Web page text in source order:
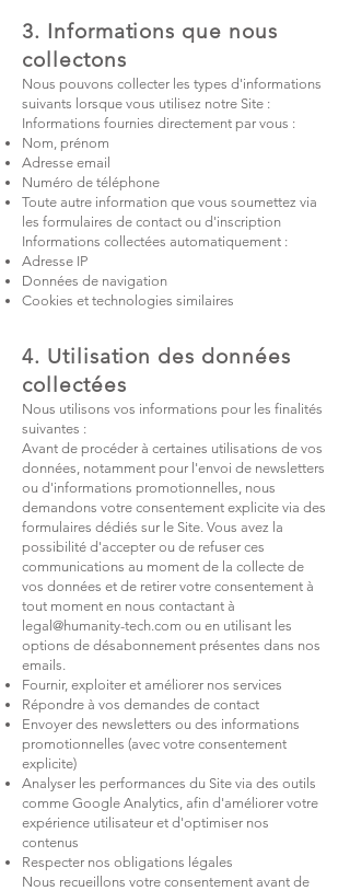
3. Informations que nous
collectons
Nous pouvons collecter les types d'informations
suivants lorsque vous utilisez notre Site :
Informations fournies directement par vous :
Nom, prénom
Adresse email
Numéro de téléphone
Toute autre information que vous soumettez via
les formulaires de contact ou d'inscription
Informations collectées automatiquement :
Adresse IP
Données de navigation
Cookies et technologies similaires
4. Utilisation des données
collectées
Nous utilisons vos informations pour les finalités
suivantes :
Avant de procéder à certaines utilisations de vos
données, notamment pour l'envoi de newsletters
ou d'informations promotionnelles, nous
demandons votre consentement explicite via des
formulaires dédiés sur le Site. Vous avez la
possibilité d'accepter ou de refuser ces
communications au moment de la collecte de
vos données et de retirer votre consentement à
tout moment en nous contactant à
legal@humanity-tech.com ou en utilisant les
options de désabonnement présentes dans nos
emails.
Fournir, exploiter et améliorer nos services
Répondre à vos demandes de contact
Envoyer des newsletters ou des informations
promotionnelles (avec votre consentement
explicite)
Analyser les performances du Site via des outils
comme Google Analytics, afin d'améliorer votre
expérience utilisateur et d'optimiser nos
contenus
Respecter nos obligations légales
Nous recueillons votre consentement avant de